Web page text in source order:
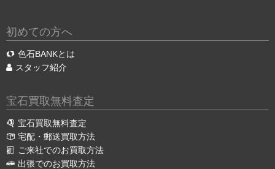
初めての方へ
色石BANKとは
スタッフ紹介
宝石買取無料査定
宝石買取無料査定
宅配・郵送買取方法
ご来社でのお買取方法
出張でのお買取方法